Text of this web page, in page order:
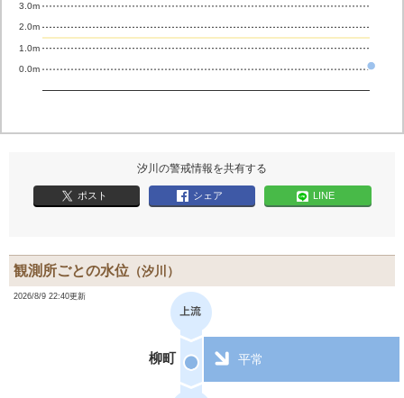
0.0m
1.0m
2.0m
3.0m
汐川の警戒情報を共有する
ポスト シェア LINE
観測所ごとの水位 （汐川）
2026/8/9 22:40更新
柳町 平常